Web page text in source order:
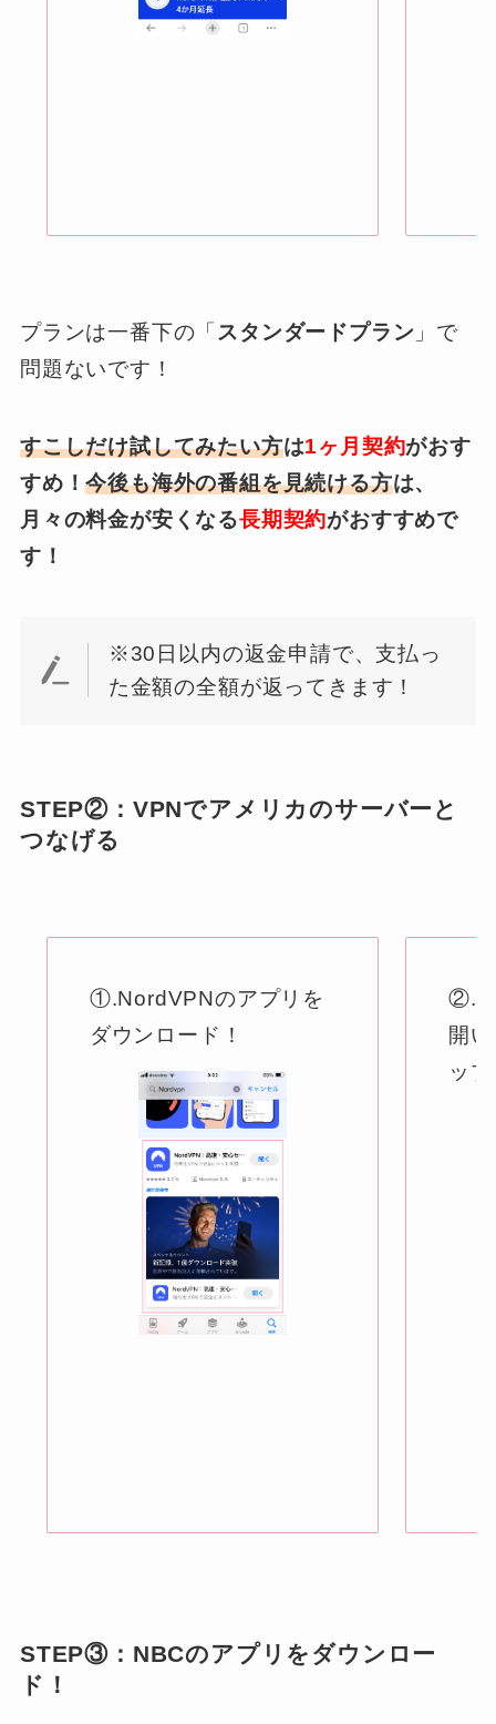
プランは一番下の「 スタンダードプラン 」で
問題ないです！
すこしだけ試してみたい方は1ヶ月契約がおす
すめ！今後も海外の番組を見続ける方は、
月々の料金が安くなる長期契約がおすすめで
す！
※30日以内の返金申請で、支払っ
た金額の全額が返ってきます！
STEP②：VPNでアメリカのサーバーと
つなげる
①.NordVPNのアプリを
ダウンロード！
開
ッ
STEP③：NBCのアプリをダウンロー
ド！